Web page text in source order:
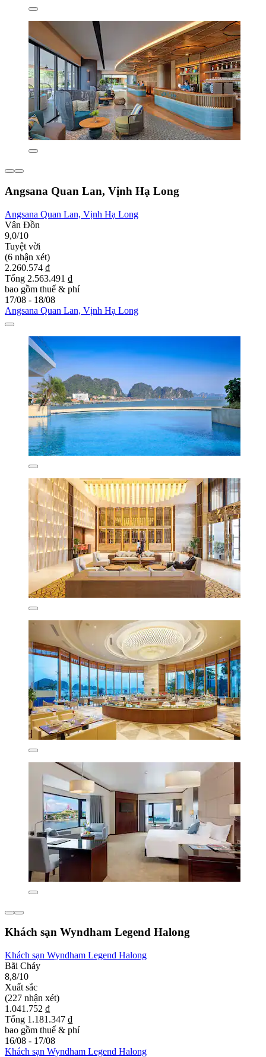
Angsana Quan Lan, Vịnh Hạ Long
Angsana Quan Lan, Vịnh Hạ Long
Vân Đồn
9,0/10
Tuyệt vời
(6 nhận xét)
2.260.574 ₫
Tổng 2.563.491 ₫
bao gồm thuế & phí
17/08 - 18/08
Angsana Quan Lan, Vịnh Hạ Long
Khách sạn Wyndham Legend Halong
Khách sạn Wyndham Legend Halong
Bãi Cháy
8,8/10
Xuất sắc
(227 nhận xét)
1.041.752 ₫
Tổng 1.181.347 ₫
bao gồm thuế & phí
16/08 - 17/08
Khách sạn Wyndham Legend Halong